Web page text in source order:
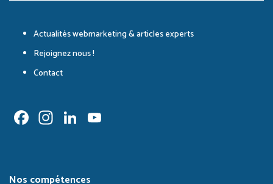
Actualités webmarketing & articles experts
Rejoignez nous !
Contact
Facebook
Instagram
LinkedIn
Nos compétences